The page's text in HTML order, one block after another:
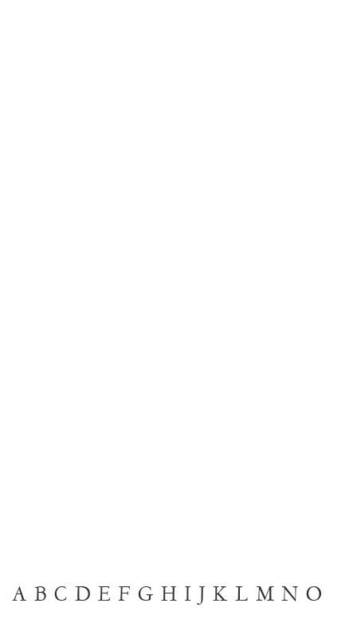
A B C D E F G H I J K L M N O